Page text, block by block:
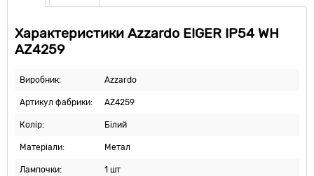
Характеристики Azzardo EIGER IP54 WH
AZ4259
Виробник: Azzardo
Артикул фабрики: AZ4259
Колір: Білий
Матеріали: Метал
Лампочки: 1 шт